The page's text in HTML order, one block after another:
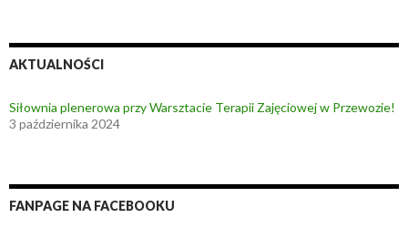
AKTUALNOŚCI
Siłownia plenerowa przy Warsztacie Terapii Zajęciowej w Przewozie!
3 października 2024
FANPAGE NA FACEBOOKU